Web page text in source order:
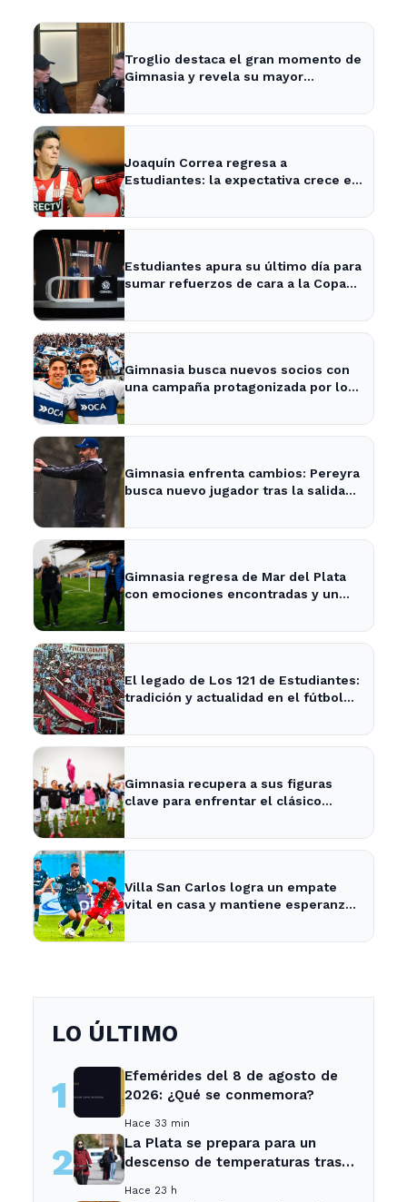
Troglio destaca el gran momento de
Gimnasia y revela su mayor
Joaquín Correa regresa a
Estudiantes: la expectativa crece en
Estudiantes apura su último día para
sumar refuerzos de cara a la Copa
Gimnasia busca nuevos socios con
una campaña protagonizada por los
Gimnasia enfrenta cambios: Pereyra
busca nuevo jugador tras la salida
Gimnasia regresa de Mar del Plata
con emociones encontradas y un
El legado de Los 121 de Estudiantes:
tradición y actualidad en el fútbol
Gimnasia recupera a sus figuras
clave para enfrentar el clásico
Villa San Carlos logra un empate
vital en casa y mantiene esperanzas
LO ÚLTIMO
1
Efemérides del 8 de agosto de
2026: ¿Qué se conmemora?
Hace 33 min
2
La Plata se prepara para un
descenso de temperaturas tras
Hace 23 h